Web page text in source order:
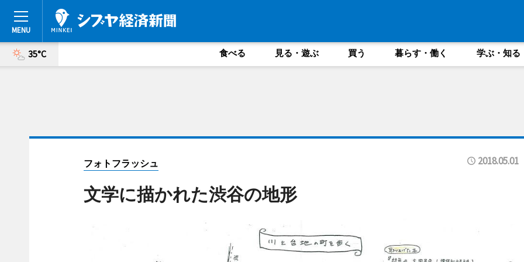
35°C 食べる 見る・遊ぶ 買う 暮らす・働く 学ぶ・知る
フォトフラッシュ 2018.05.01
文学に描かれた渋谷の地形